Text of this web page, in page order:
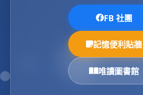
FB 社團
記憶便利貼牆
唯讀圖書館